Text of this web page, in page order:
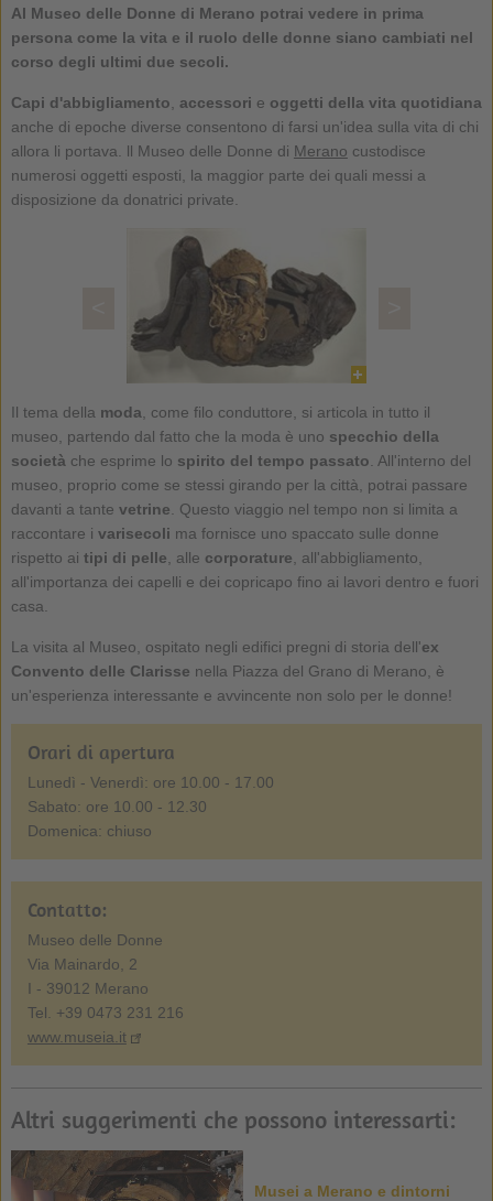
Al Museo delle Donne di Merano potrai vedere in prima
persona come la vita e il ruolo delle donne siano cambiati nel
corso degli ultimi due secoli.
Capi d'abbigliamento accessori e oggetti della vita quotidiana
anche di epoche diverse consentono di farsi un'idea sulla vita di chi
allora li portava. ll Museo delle Donne di Merano custodisce
numerosi oggetti esposti, la maggior parte dei quali messi a
disposizione da donatrici private.
Il tema della moda , come filo conduttore, si articola in tutto il
museo, partendo dal fatto che la moda è uno specchio della
società che esprime lo spirito del tempo passato . All'interno del
museo, proprio come se stessi girando per la città, potrai passare
davanti a tante vetrine . Questo viaggio nel tempo non si limita a
raccontare i varisecoli ma fornisce uno spaccato sulle donne
rispetto ai tipi di pelle , alle corporature , all'abbigliamento,
all'importanza dei capelli e dei copricapo fino ai lavori dentro e fuori
casa.
La visita al Museo, ospitato negli edifici pregni di storia dell'ex
Convento delle Clarisse nella Piazza del Grano di Merano, è
un'esperienza interessante e avvincente non solo per le donne!
Orari di apertura
Lunedì - Venerdì: ore 10.00 - 17.00
Sabato: ore 10.00 - 12.30
Domenica: chiuso
Contatto:
Museo delle Donne
Via Mainardo, 2
I - 39012 Merano
Tel. +39 0473 231 216
www.museia.it
Altri suggerimenti che possono interessarti:
Musei a Merano e dintorni